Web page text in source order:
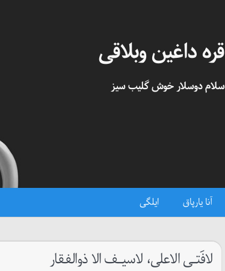
قره داغین وبلاقی
سلام دوسلار خوش گلیب سیز
آنا یارپاق ایلگی
لافَتـی الاعلی، لاسیـف الا ذوالفقار